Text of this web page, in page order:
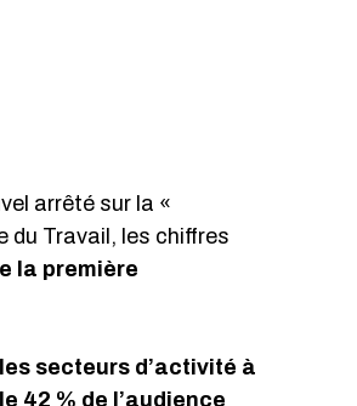
arrêté sur la «
Travail, les chiffres
la première
secteurs d’activité à
42 % de l’audience